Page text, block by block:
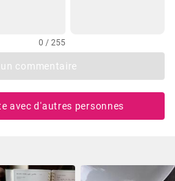
0 / 255
commentaire
avec d'autres personnes